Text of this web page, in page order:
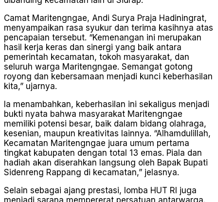
Camat Maritengngae, Andi Surya Praja Hadiningrat,
menyampaikan rasa syukur dan terima kasihnya atas
pencapaian tersebut. “Kemenangan ini merupakan
hasil kerja keras dan sinergi yang baik antara
pemerintah kecamatan, tokoh masyarakat, dan
seluruh warga Maritengngae. Semangat gotong
royong dan kebersamaan menjadi kunci keberhasilan
kita,” ujarnya.
Ia menambahkan, keberhasilan ini sekaligus menjadi
bukti nyata bahwa masyarakat Maritengngae
memiliki potensi besar, baik dalam bidang olahraga,
kesenian, maupun kreativitas lainnya. “Alhamdulillah,
Kecamatan Maritengngae juara umum pertama
tingkat kabupaten dengan total 13 emas. Piala dan
hadiah akan diserahkan langsung oleh Bapak Bupati
Sidenreng Rappang di kecamatan,” jelasnya.
Selain sebagai ajang prestasi, lomba HUT RI juga
menjadi sarana mempererat persatuan antarwarga.